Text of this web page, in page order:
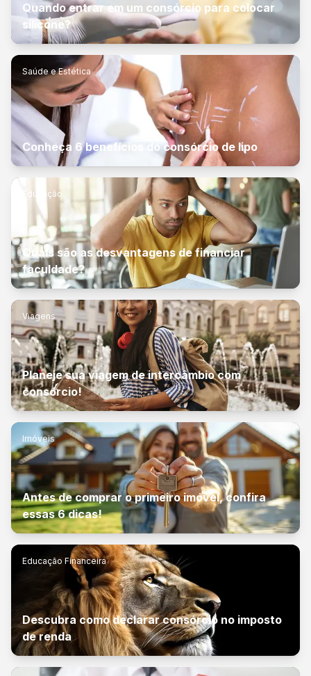
Quando entrar em um consórcio para colocar
silicone?
Saúde e Estética
Conheça 6 benefícios do consórcio de lipo
Educação
Quais são as desvantagens de financiar
faculdade?
Viagens
Planeje sua viagem de intercâmbio com
consórcio!
Imóveis
Antes de comprar o primeiro imóvel, confira
essas 6 dicas!
Educação Financeira
Descubra como declarar consórcio no imposto
de renda